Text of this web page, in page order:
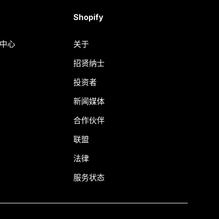
心
Shopify
关于
招贤纳士
投资者
新闻媒体
合作伙伴
联盟
法律
服务状态